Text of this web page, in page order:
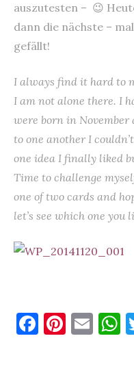
auszutesten – 😉
dann die nächste –
gefällt!
I always find it hard to
I am not alone there. I
were born in
to one another I
one idea I finally liked
Time to challenge
one of two cards and
let’s see which one you
F Pi E